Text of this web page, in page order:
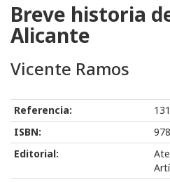
Breve historia
Alicante
Vicente Ramos
Referencia:
ISBN:
Editorial: